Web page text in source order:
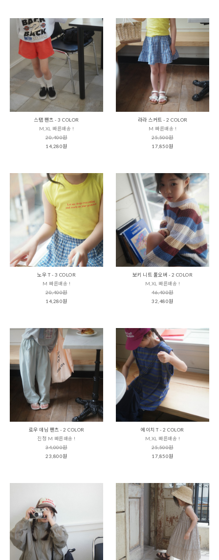
스탭 팬츠 - 3 COLOR
M,XL 빠른배송 !
20,400원
14,280원
라라 스커트 - 2 COLOR
M 빠른배송 !
25,500원
17,850원
노우 T - 3 COLOR
M 빠른배송 !
20,400원
14,280원
보키 니트 풀오버 - 2 COLOR
M,XL 빠른배송 !
46,400원
32,480원
로우 데님 팬츠 - 2 COLOR
진청 M 빠른배송 !
34,000원
23,800원
에이치 T - 2 COLOR
M,XL 빠른배송 !
25,500원
17,850원